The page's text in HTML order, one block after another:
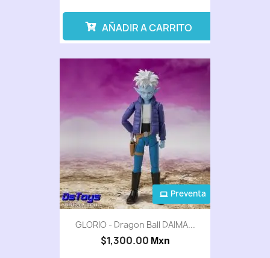
AÑADIR A CARRITO
GLORIO - Dragon Ball DAIMA...
$1,300.00 Mxn
Preventa